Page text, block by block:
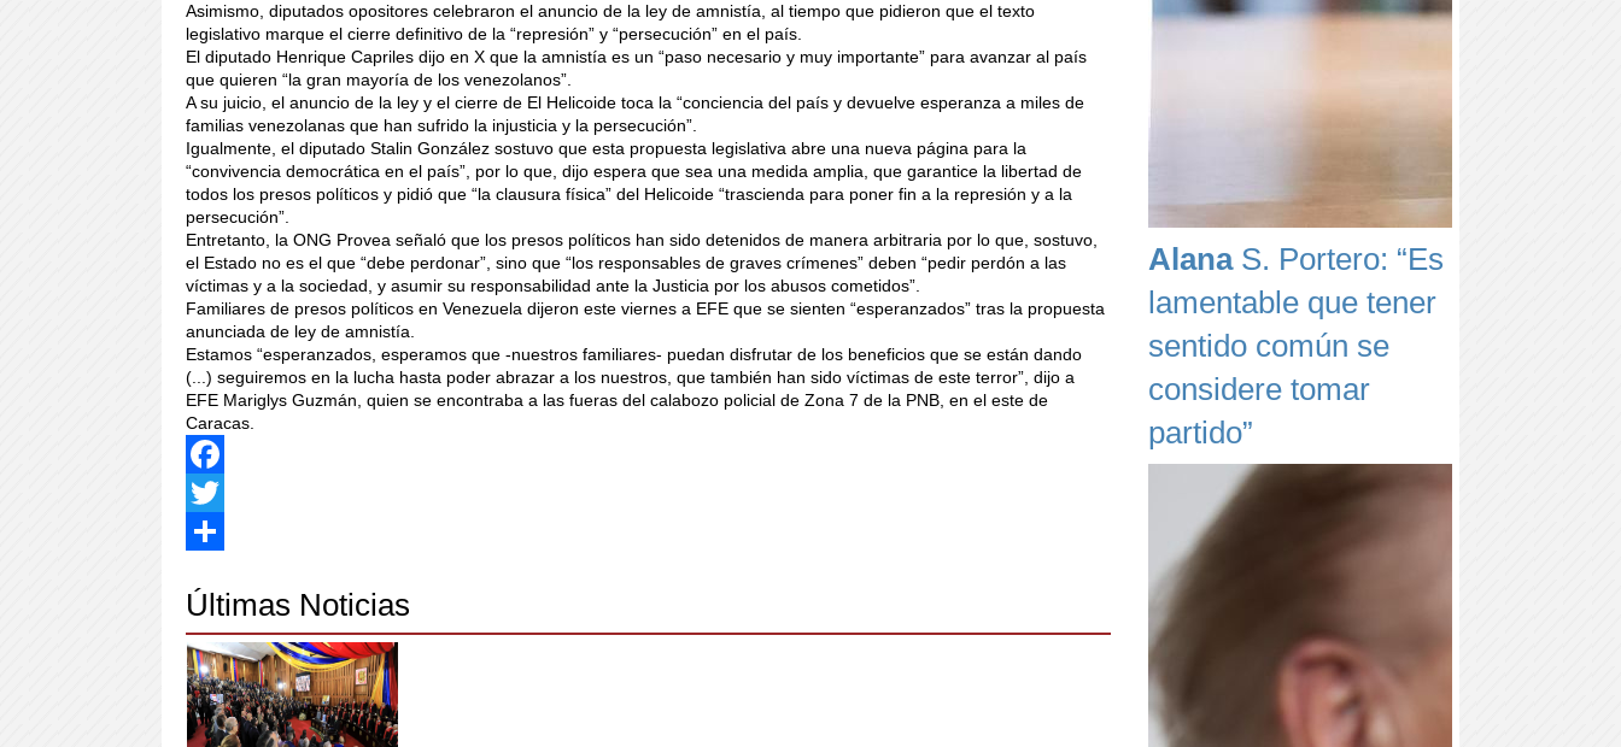
Asimismo, diputados opositores celebraron el anuncio de la ley de amnistía, al tiempo que pidieron que el texto
legislativo marque el cierre definitivo de la “represión” y “persecución” en el país.
El diputado Henrique Capriles dijo en X que la amnistía es un “paso necesario y muy importante” para avanzar al país
que quieren “la gran mayoría de los venezolanos”.
A su juicio, el anuncio de la ley y el cierre de El Helicoide toca la “conciencia del país y devuelve esperanza a miles de
familias venezolanas que han sufrido la injusticia y la persecución”.
Igualmente, el diputado Stalin González sostuvo que esta propuesta legislativa abre una nueva página para la
“convivencia democrática en el país”, por lo que, dijo espera que sea una medida amplia, que garantice la libertad de
todos los presos políticos y pidió que “la clausura física” del Helicoide “trascienda para poner fin a la represión y a la
persecución”.
Entretanto, la ONG Provea señaló que los presos políticos han sido detenidos de manera arbitraria por lo que, sostuvo,
el Estado no es el que “debe perdonar”, sino que “los responsables de graves crímenes” deben “pedir perdón a las
víctimas y a la sociedad, y asumir su responsabilidad ante la Justicia por los abusos cometidos”.
Familiares de presos políticos en Venezuela dijeron este viernes a EFE que se sienten “esperanzados” tras la propuesta
anunciada de ley de amnistía.
Estamos “esperanzados, esperamos que -nuestros familiares- puedan disfrutar de los beneficios que se están dando
(...) seguiremos en la lucha hasta poder abrazar a los nuestros, que también han sido víctimas de este terror”, dijo a
EFE Mariglys Guzmán, quien se encontraba a las fueras del calabozo policial de Zona 7 de la PNB, en el este de
Caracas.
Facebook
Twitter
Últimas Noticias
AlanaS. Portero: “Es
lamentable que tener
sentido común se
considere tomar
partido”